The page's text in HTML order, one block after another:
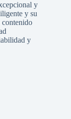
y
y su
contenido
y